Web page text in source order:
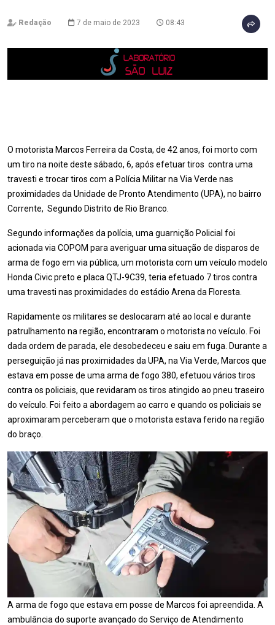
Redação 7 de maio de 2023 08:43
O motorista Marcos Ferreira da Costa, de 42 anos, foi morto com
um tiro na noite deste sábado, 6, após efetuar tiros contra uma
travesti e trocar tiros com a Polícia Militar na Via Verde nas
proximidades da Unidade de Pronto Atendimento (UPA), no bairro
Corrente, Segundo Distrito de Rio Branco.
Segundo informações da polícia, uma guarnição Policial foi
acionada via COPOM para averiguar uma situação de disparos de
arma de fogo em via pública, um motorista com um veículo modelo
Honda Civic preto e placa QTJ-9C39, teria efetuado 7 tiros contra
uma travesti nas proximidades do estádio Arena da Floresta.
Rapidamente os militares se deslocaram até ao local e durante
patrulhamento na região, encontraram o motorista no veículo. Foi
dada ordem de parada, ele desobedeceu e saiu em fuga. Durante a
perseguição já nas proximidades da UPA, na Via Verde, Marcos que
estava em posse de uma arma de fogo 380, efetuou vários tiros
contra os policiais, que revidaram os tiros atingido ao pneu traseiro
do veículo. Foi feito a abordagem ao carro e quando os policiais se
aproximaram perceberam que o motorista estava ferido na região
do braço.
A arma de fogo que estava em posse de Marcos foi apreendida. A
ambulância do suporte avançado do Serviço de Atendimento